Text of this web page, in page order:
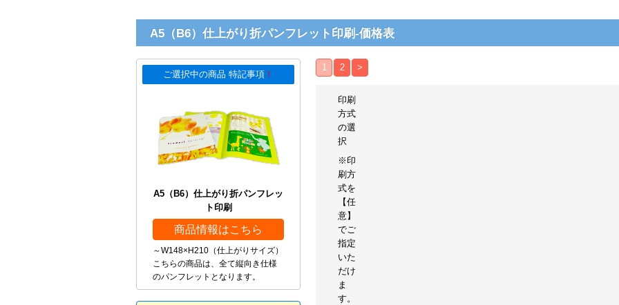
A5（B6）仕上がり折パンフレット印刷-価格表
ご選択中の商品 特記事項 ！
A5（B6）仕上がり折パンフレッ
ト印刷
商品情報はこちら
～W148×H210（仕上がりサイズ）
こちらの商品は、全て縦向き仕様
のパンフレットとなります。
1 2 >
印刷
方式
の選
択
※印
刷方
式を
【任
意】
でご
指定
いた
だけ
ま
す。